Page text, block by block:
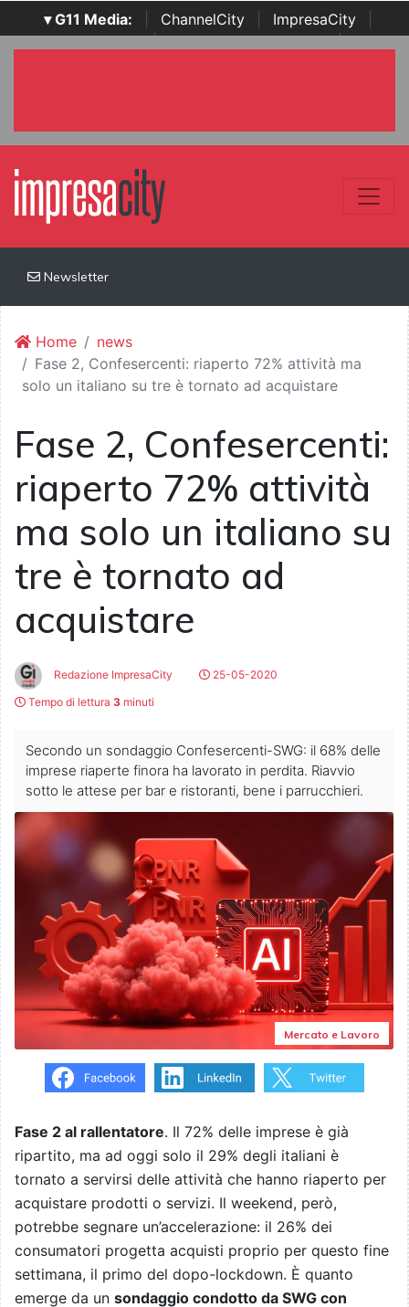
▾ G11 Media: ChannelCity ImpresaCity
SecurityOpenLab | Italian Channel Awards | Italian
Newsletter
Home
news
Fase 2, Confesercenti: riaperto 72% attività ma
solo un italiano su tre è tornato ad acquistare
Fase 2, Confesercenti:
riaperto 72% attività
ma solo un italiano su
tre è tornato ad
acquistare
Redazione ImpresaCity
25-05-2020
Tempo di lettura 3 minuti
Secondo un sondaggio Confesercenti-SWG: il 68% delle
imprese riaperte finora ha lavorato in perdita. Riavvio
sotto le attese per bar e ristoranti, bene i parrucchieri.
Mercato e Lavoro
Fase 2 al rallentatore. Il 72% delle imprese è già
ripartito, ma ad oggi solo il 29% degli italiani è
tornato a servirsi delle attività che hanno riaperto per
acquistare prodotti o servizi. Il weekend, però,
potrebbe segnare un’accelerazione: il 26% dei
consumatori progetta acquisti proprio per questo fine
settimana, il primo del dopo-lockdown. È quanto
emerge da un sondaggio condotto da SWG con